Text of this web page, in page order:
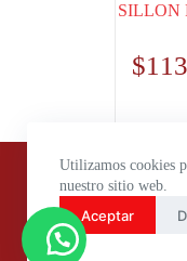
Utilizamos cookies
nuestro sitio web.
Aceptar
SILLON
$
Horario
Lunes a
Sábados: